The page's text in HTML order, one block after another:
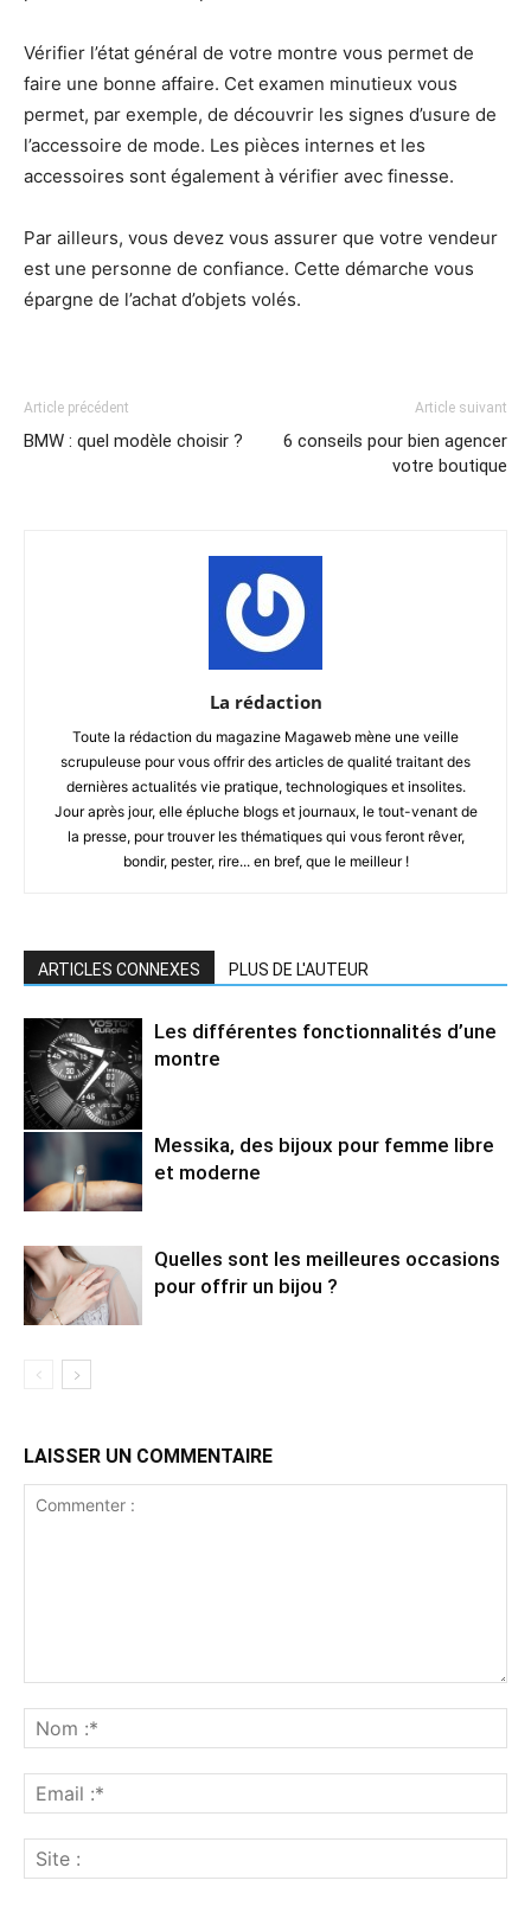
Vérifier l’état général de votre montre vous permet de
faire une bonne affaire. Cet examen minutieux vous
permet, par exemple, de découvrir les signes d’usure de
l’accessoire de mode. Les pièces internes et les
accessoires sont également à vérifier avec finesse.
Par ailleurs, vous devez vous assurer que votre vendeur
est une personne de confiance. Cette démarche vous
épargne de l’achat d’objets volés.
Article précédent
BMW : quel modèle choisir ?
Article suivant
6 conseils pour bien agencer
votre boutique
La rédaction
Toute la rédaction du magazine Magaweb mène une veille
scrupuleuse pour vous offrir des articles de qualité traitant des
dernières actualités vie pratique, technologiques et insolites.
Jour après jour, elle épluche blogs et journaux, le tout-venant de
la presse, pour trouver les thématiques qui vous feront rêver,
bondir, pester, rire... en bref, que le meilleur !
ARTICLES CONNEXES PLUS DE L'AUTEUR
Les différentes fonctionnalités d’une
montre
Messika, des bijoux pour femme libre
et moderne
Quelles sont les meilleures occasions
pour offrir un bijou ?
LAISSER UN COMMENTAIRE